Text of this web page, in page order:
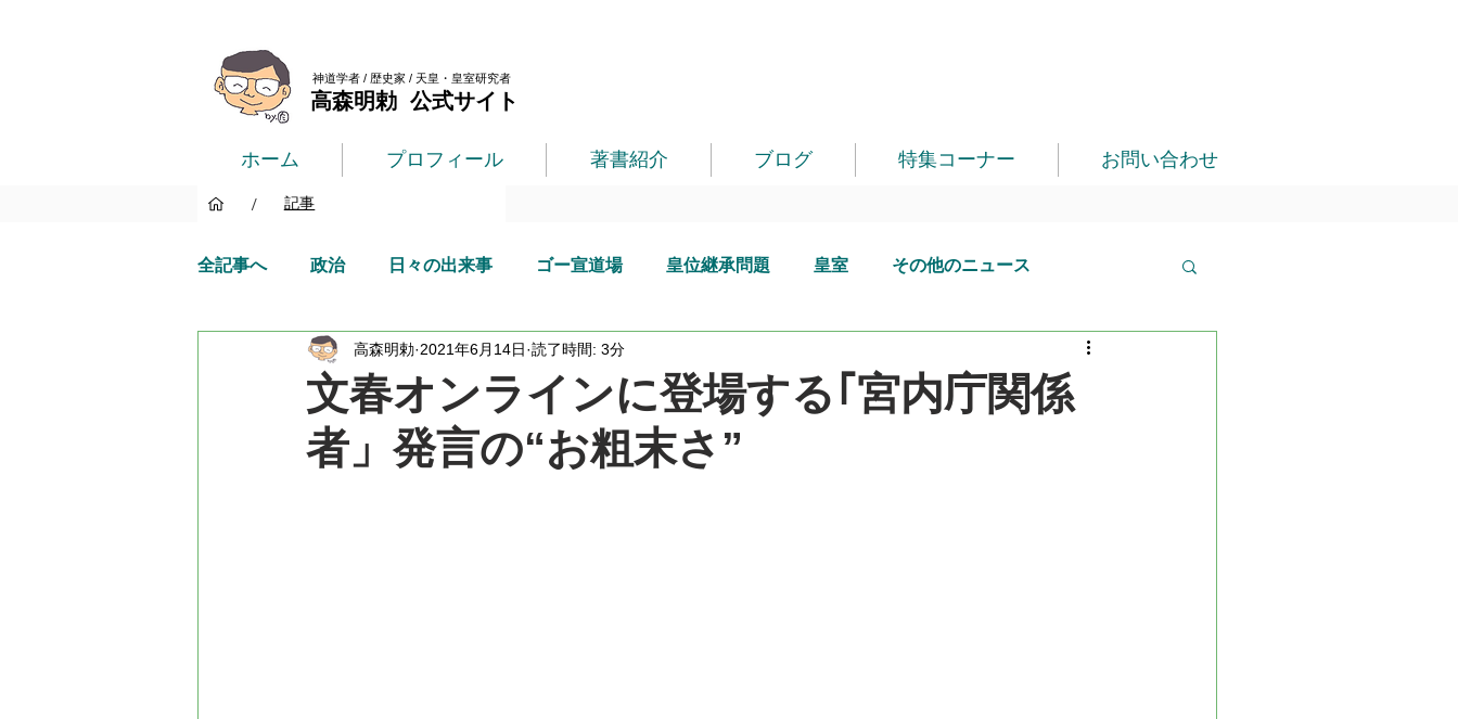
神道学者 / 歴史家 / 天皇・皇室研究者
高森明勅 公式サイト
ホーム プロフィール 著書紹介 ブログ 特集コーナー お問い合わせ
/ 記事
全記事へ 政治 日々の出来事 ゴー宣道場 皇位継承問題 皇室 その他のニュース
文春オンラインに登場する｢宮内庁関係
者」発言の“お粗末さ”
高森明勅 2021年6月14日 読了時間: 3分